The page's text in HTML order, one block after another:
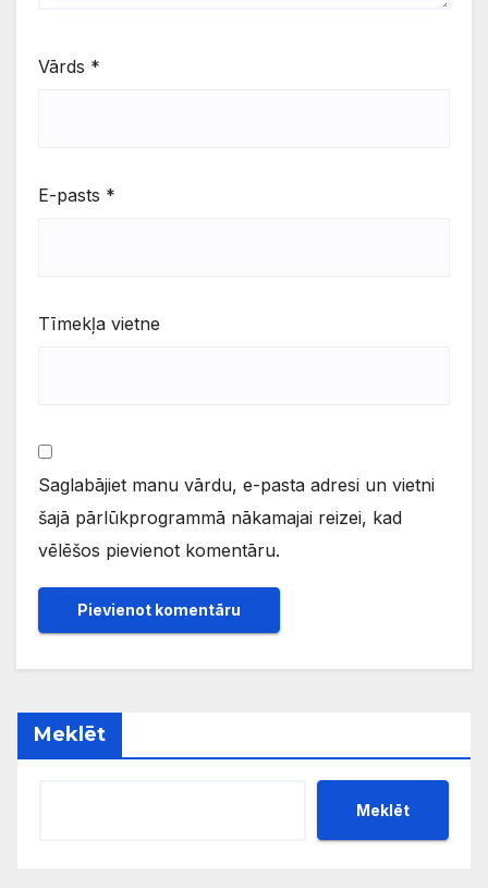
Vārds *
E-pasts *
Tīmekļa vietne
Saglabājiet manu vārdu, e-pasta adresi un vietni
šajā pārlūkprogrammā nākamajai reizei, kad
vēlēšos pievienot komentāru.
Meklēt
Meklēt